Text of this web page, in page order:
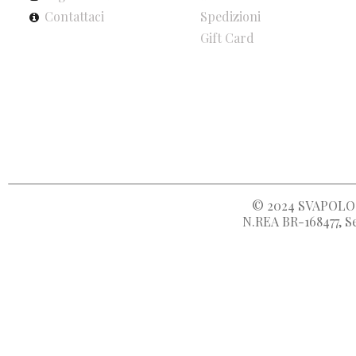
Contattaci
Spedizioni
Gift Card
© 2024
N.REA BR-168477,